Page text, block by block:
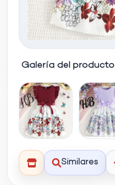
Galería del producto
Similares